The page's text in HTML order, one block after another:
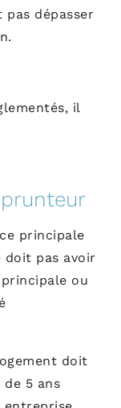
dépasser
il
principale
doit pas avoir
ou
doit
5 ans